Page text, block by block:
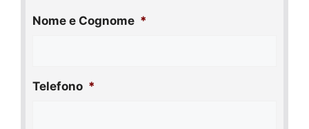
Nome e Cognome *
Telefono *